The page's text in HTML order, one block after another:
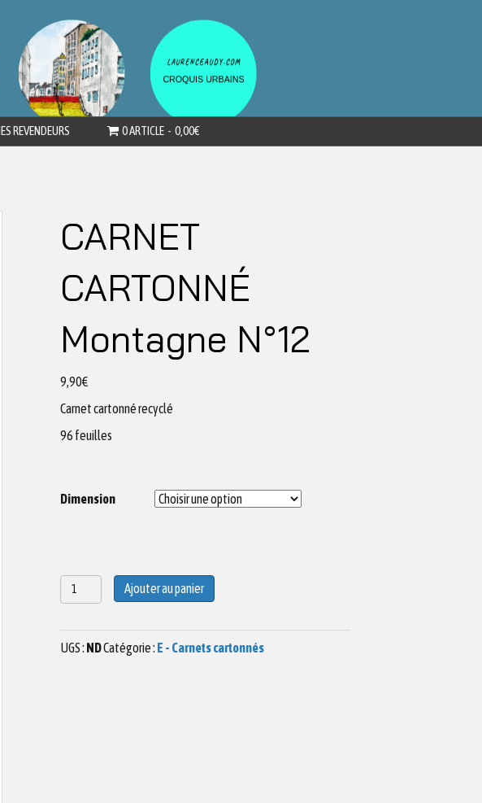
REVENDEURS 0 ARTICLE 0,00€
CARNET
CARTONNÉ
Montagne N°12
9,90€
Carnet cartonné recyclé
96 feuilles
Dimension
quantité
de
Ajouter au panier
UGS : NDCatégorie : E - Carnets cartonnés